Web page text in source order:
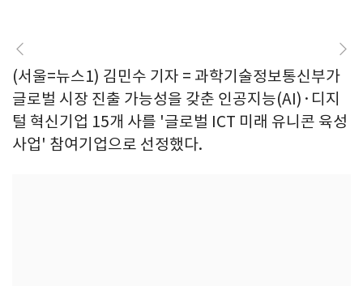
(서울=뉴스1) 김민수 기자 = 과학기술정보통신부가
글로벌 시장 진출 가능성을 갖춘 인공지능(AI)·디지
털 혁신기업 15개 사를 '글로벌 ICT 미래 유니콘 육성
사업' 참여기업으로 선정했다.